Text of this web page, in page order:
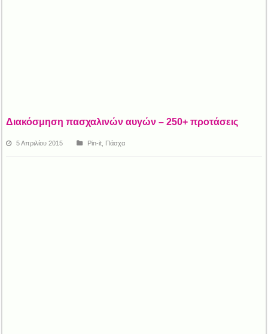
Διακόσμηση πασχαλινών αυγών – 250+ προτάσεις
5 Απριλίου 2015 Pin-it Πάσχα